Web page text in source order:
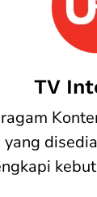
TV
yang